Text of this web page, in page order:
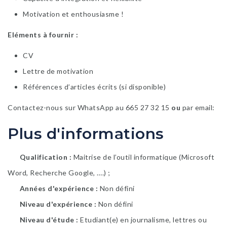
Motivation et enthousiasme !
Eléments à fournir :
CV
Lettre de motivation
Références d’articles écrits (si disponible)
Contactez-nous sur WhatsApp au 665 27 32 15 ou par email:
Plus d'informations
Qualification
Maitrise de l’outil informatique (Microsoft
Word, Recherche Google, ….) ;
Années d'expérience
Non défini
Niveau d'expérience
Non défini
Niveau d'étude
Etudiant(e) en journalisme, lettres ou